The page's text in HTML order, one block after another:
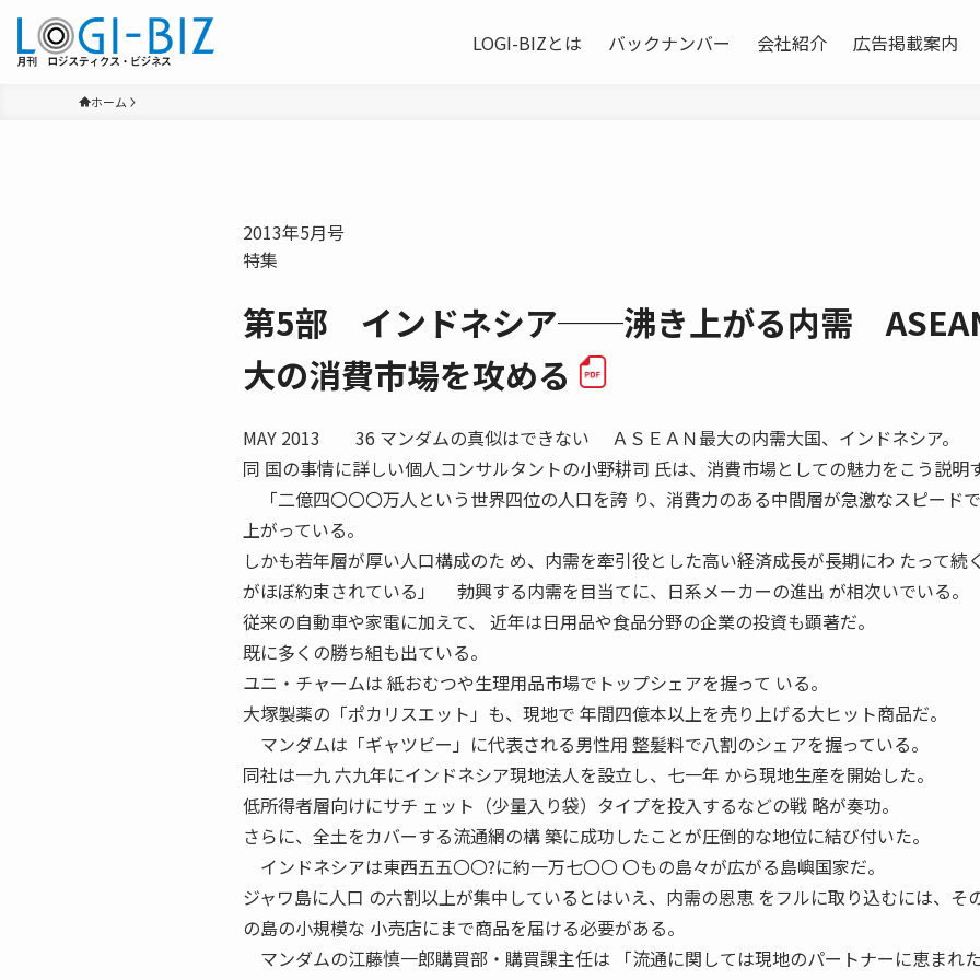
LOGI-BIZとは バックナンバー 会社紹介 広告掲載案内
ホーム
2013年5月号
特集
第5部 インドネシア──沸き上がる内需
大の消費市場を攻める
MAY 2013 36 マンダムの真似はできない ＡＳＥＡＮ最大の内需大国、インドネシア。
同 国の事情に詳しい個人コンサルタントの小野耕司 氏は、消費市場としての魅力をこう説明
「二億四〇〇〇万人という世界四位の人口を誇 り、消費力のある中間層が急激なスピード
上がっている。
しかも若年層が厚い人口構成のた め、内需を牽引役とした高い経済成長が長期にわ たって続
がほぼ約束されている」 勃興する内需を目当てに、日系メーカーの進出 が相次いでいる。
従来の自動車や家電に加えて、 近年は日用品や食品分野の企業の投資も顕著だ。
既に多くの勝ち組も出ている。
ユニ・チャームは 紙おむつや生理用品市場でトップシェアを握って いる。
大塚製薬の「ポカリスエット」も、現地で 年間四億本以上を売り上げる大ヒット商品だ。
マンダムは「ギャツビー」に代表される男性用 整髪料で八割のシェアを握っている。
同社は一九 六九年にインドネシア現地法人を設立し、七一年 から現地生産を開始した。
低所得者層向けにサチ ェット（少量入り袋）タイプを投入するなどの戦 略が奏功。
さらに、全土をカバーする流通網の構 築に成功したことが圧倒的な地位に結び付いた。
インドネシアは東西五五〇〇?に約一万七〇〇 〇もの島々が広がる島嶼国家だ。
ジャワ島に人口 の六割以上が集中しているとはいえ、内需の恩恵 をフルに取り込むには、そ
の島の小規模な 小売店にまで商品を届ける必要がある。
マンダムの江藤慎一郎購買部・購買課主任は 「流通に関しては現地のパートナーに恵まれた